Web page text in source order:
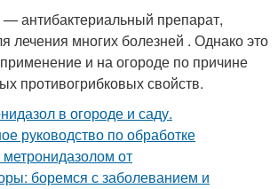
антибактериальный препарат,
лечения многих болезней . Однако это
и на огороде по причине
противогрибковых свойств.